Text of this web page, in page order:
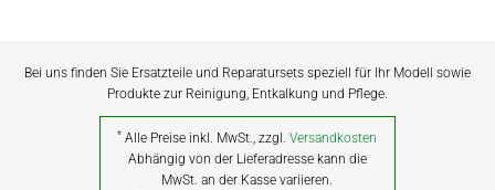
Bei uns finden Sie Ersatzteile und Reparatursets speziell für Ihr Modell sowie
Produkte zur Reinigung, Entkalkung und Pflege.
* Alle Preise inkl. MwSt., zzgl.Versandkosten
Abhängig von der Lieferadresse kann die
MwSt. an der Kasse variieren.